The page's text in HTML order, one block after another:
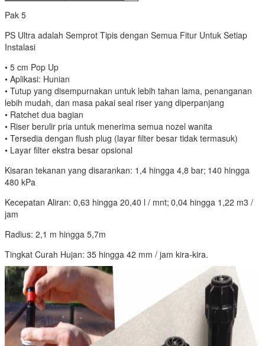
Pak 5
PS Ultra adalah Semprot Tipis dengan Semua Fitur Untuk Setiap
Instalasi
• 5 cm Pop Up
• Aplikasi: Hunian
• Tutup yang disempurnakan untuk lebih tahan lama, penanganan
lebih mudah, dan masa pakai seal riser yang diperpanjang
• Ratchet dua bagian
• Riser berulir pria untuk menerima semua nozel wanita
• Tersedia dengan flush plug (layar filter besar tidak termasuk)
• Layar filter ekstra besar opsional
Kisaran tekanan yang disarankan: 1,4 hingga 4,8 bar; 140 hingga
480 kPa
Kecepatan Aliran: 0,63 hingga 20,40 l / mnt; 0,04 hingga 1,22 m3 /
jam
Radius: 2,1 m hingga 5,7m
Tingkat Curah Hujan: 35 hingga 42 mm / jam kira-kira.